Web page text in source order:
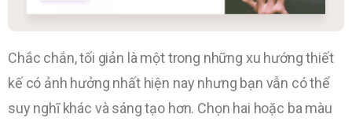
Chắc chắn, tối giản là một trong những xu hướng thiết
kế có ảnh hưởng nhất hiện nay nhưng bạn vẫn có thể
suy nghĩ khác và sáng tạo hơn. Chọn hai hoặc ba màu